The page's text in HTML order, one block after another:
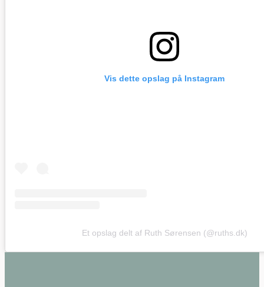
Vis dette opslag på Instagram
Et opslag delt af Ruth Sørensen (@ruths.dk)